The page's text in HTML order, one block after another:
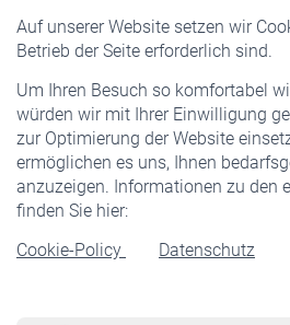
Auf unserer Website setzen wir
Betrieb der Seite erforderlich sind.
Um Ihren Besuch so komfortabel
würden wir mit Ihrer Einwilligung
zur Optimierung der Website
ermöglichen es uns, Ihnen
anzuzeigen. Informationen zu den
finden Sie hier:
Cookie-Policy
Datenschutz
Pflichtversicherung
Staatliche Förderung
Veranstaltungen
Rentner
Rentenbeginn
Rente beantragen